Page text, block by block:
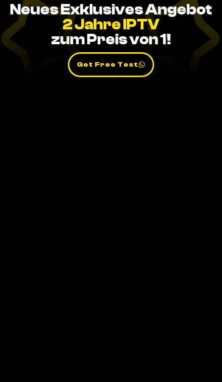
Neues Exklusives Angebot
2 Jahre IPTV
zum Preis von 1!
Get Free Test